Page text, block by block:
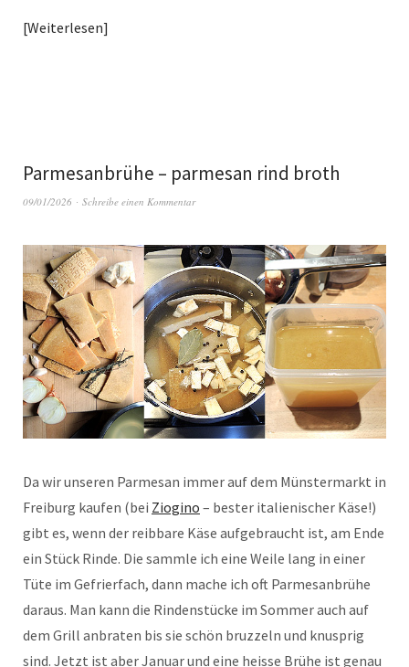
Weiterlesen
Parmesanbrühe – parmesan rind broth
09/01/2026 Schreibe einen Kommentar
Da wir unseren Parmesan immer auf dem Münstermarkt in
Freiburg kaufen (bei Ziogino – bester italienischer Käse!)
gibt es, wenn der reibbare Käse aufgebraucht ist, am Ende
ein Stück Rinde. Die sammle ich eine Weile lang in einer
Tüte im Gefrierfach, dann mache ich oft Parmesanbrühe
daraus. Man kann die Rindenstücke im Sommer auch auf
dem Grill anbraten bis sie schön bruzzeln und knusprig
sind. Jetzt ist aber Januar und eine heisse Brühe ist genau